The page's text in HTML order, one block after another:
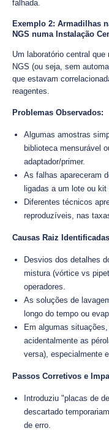
falhada.
Exemplo 2: Armadilhas
NGS numa Instalação
Um laboratório central
NGS (ou seja, sem
que estavam
reagentes.
Problemas Observados:
Algumas amostras
biblioteca mensurável
adaptador/primer.
As falhas apareceram
ligadas a um lote ou
Diferentes técnicos
reproduzíveis, nas
Causas Raiz
Desvios dos detalhes
mistura (vórtice vs
operadores.
As soluções de
longo do tempo ou
Em algumas
acidentalmente as
versa), especialmente
Passos Corretivos e
Introduziu "placas de
descartado
de erro.